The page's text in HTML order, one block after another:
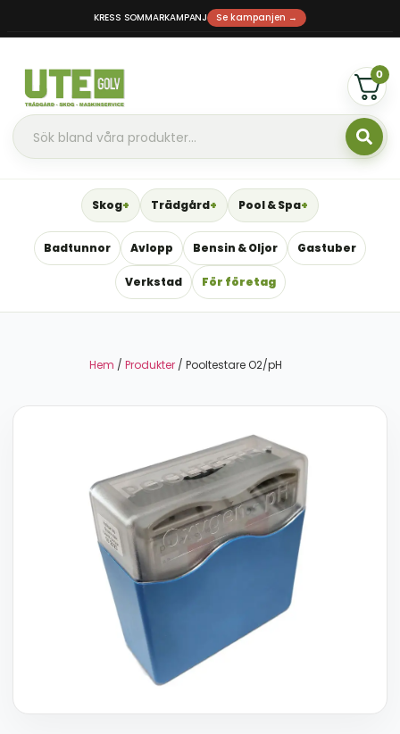
KRESS SOMMARKAMPANJ Se kampanjen →
0
Skog Trädgård Pool & Spa
Badtunnor Avlopp Bensin & Oljor Gastuber
Verkstad För företag
Hem / Produkter / Pooltestare O2/pH